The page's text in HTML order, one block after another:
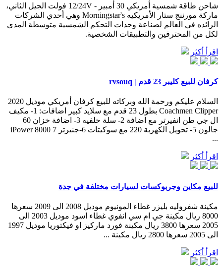
شاحن طاقة شمسية أمريكي 30 أمبير - 12/24V فولت الجيل الثاني،
ماركة مورننج ستار الأمريكيه Morningstar's وهي أحدي الشركات
الرائده في العالم لصناعة وحدات التحكم الشمسية متوسطة المدى
لكل من المحترفين والتطبيقات الشخصية.
اقرأ أكثر
كرفان للبيع كليبر 23 قدم | rvsouq
السلام عليكم ورحمة الله وبركاته للبيع كرفان أمريكي موديل 2020
‏Coachmen Clipper بطول 23 قدم مع سلايد كبير اضافات: 1- مكيف
ال جي طن انفيرتر مع اضافة 2- سلة خلفيه 3- اضافة خزان 60
جالون 5- تحويل الكهربة 220 مع سوكيتات 6-جنيرتر iPower 8000 7
...
اقرأ أكثر
للبيع مكاين وجربوكسات لسيارات مختلفة في جدة
مكينة شفروليه بليزر غطاء المونيوم موديل 2008 الى 2009 سعرها
8000 ريال مكينة جي ام سي انفوي غطاء اسود موديل 2003 الى
2005 سعرها 3800 ريال مكينة فورد ماركيز او فيكتوريا موديل 1997
الى 2005 سعرها 2800 ريال مكينة ...
اقرأ أكثر